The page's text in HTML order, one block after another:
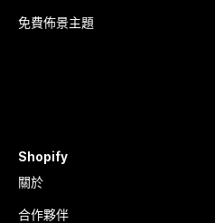
免費佈景主題
Shopify
關於
合作夥伴